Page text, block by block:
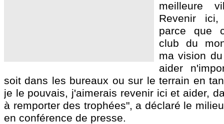
meilleure
Revenir
parce que
club du
ma vision
aider
soit dans les bureaux ou sur le terrain en
je le pouvais, j'aimerais revenir ici et aider,
à remporter des trophées", a déclaré le
en conférence de presse.